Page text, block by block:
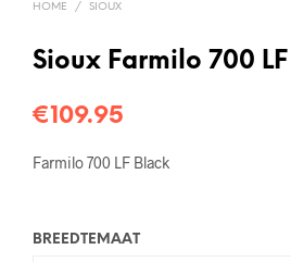
HOME / SIOUX
Sioux Farmilo 700
€109.95
Farmilo 700 LF Black
BREEDTEMAAT